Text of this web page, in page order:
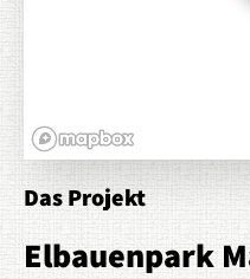
Das Projekt
Elbauenpark